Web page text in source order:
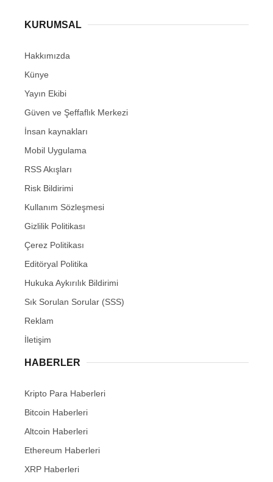
KURUMSAL
Hakkımızda
Künye
Yayın Ekibi
Güven ve Şeffaflık Merkezi
İnsan kaynakları
Mobil Uygulama
RSS Akışları
Risk Bildirimi
Kullanım Sözleşmesi
Gizlilik Politikası
Çerez Politikası
Editöryal Politika
Hukuka Aykırılık Bildirimi
Sık Sorulan Sorular (SSS)
Reklam
İletişim
HABERLER
Kripto Para Haberleri
Bitcoin Haberleri
Altcoin Haberleri
Ethereum Haberleri
XRP Haberleri